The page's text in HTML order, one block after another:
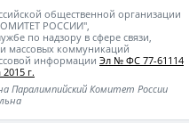
общественной организации
РОССИИ",
по надзору в сфере связи,
массовых коммуникаций
информации Эл № ФС 77-61114
г.
Паралимпийский Комитет России